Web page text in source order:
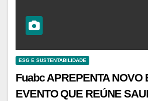
ESG E SUSTENTABILIDADE
Fuabc APREPENTA NOVO
EVENTO QUE REÚNE